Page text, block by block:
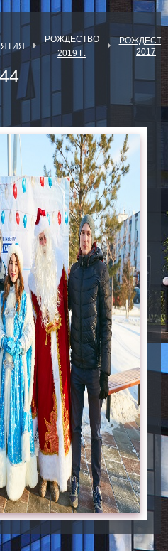
РОЖДЕСТВО
2019 Г.
2017
44